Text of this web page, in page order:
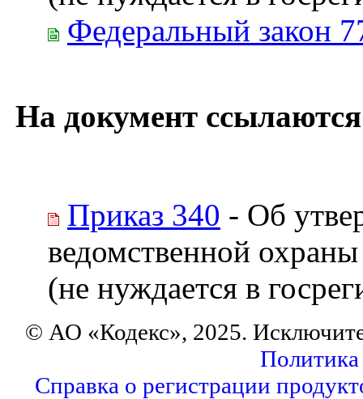
Федеральный закон
На документ
Приказ 340 - Об
ведомственной
(не нуждается в
© АО «Кодекс», 2025.
Справка о регистрации